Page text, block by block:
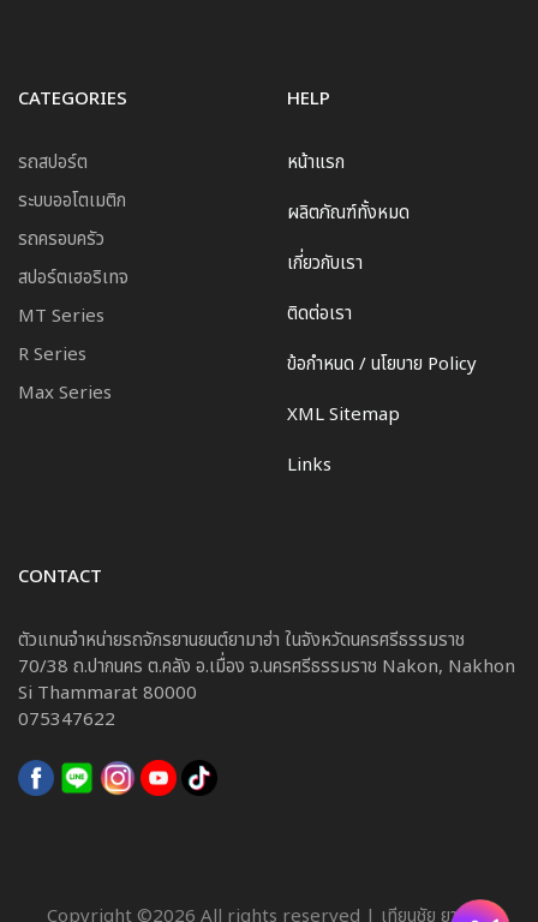
CATEGORIES
รถสปอร์ต
ระบบออโตเมติก
รถครอบครัว
สปอร์ตเฮอริเทจ
MT Series
R Series
Max Series
HELP
หน้าแรก
ผลิตภัณฑ์ทั้งหมด
เกี่ยวกับเรา
ติดต่อเรา
ข้อกำหนด / นโยบาย Policy
XML Sitemap
Links
CONTACT
ตัวแทนจำหน่ายรถจักรยานยนต์ยามาฮ่า ในจังหวัดนครศรีธรรมราช
70/38 ถ.ปากนคร ต.คลัง อ.เมื่อง จ.นครศรีธรรมราช Nakon, Nakhon
Si Thammarat 80000
075347622
Copyright ©2026 All rights reserved | เทียนชัย ยามาฮ่า